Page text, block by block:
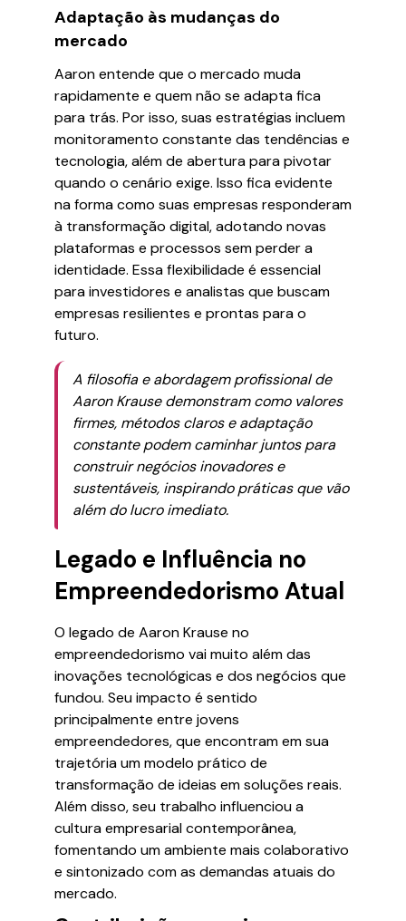
Adaptação às mudanças do
mercado
Aaron entende que o mercado muda
rapidamente e quem não se adapta fica
para trás. Por isso, suas estratégias incluem
monitoramento constante das tendências e
tecnologia, além de abertura para pivotar
quando o cenário exige. Isso fica evidente
na forma como suas empresas responderam
à transformação digital, adotando novas
plataformas e processos sem perder a
identidade. Essa flexibilidade é essencial
para investidores e analistas que buscam
empresas resilientes e prontas para o
futuro.
A filosofia e abordagem profissional de
Aaron Krause demonstram como valores
firmes, métodos claros e adaptação
constante podem caminhar juntos para
construir negócios inovadores e
sustentáveis, inspirando práticas que vão
além do lucro imediato.
Legado e Influência no
Empreendedorismo Atual
O legado de Aaron Krause no
empreendedorismo vai muito além das
inovações tecnológicas e dos negócios que
fundou. Seu impacto é sentido
principalmente entre jovens
empreendedores, que encontram em sua
trajetória um modelo prático de
transformação de ideias em soluções reais.
Além disso, seu trabalho influenciou a
cultura empresarial contemporânea,
fomentando um ambiente mais colaborativo
e sintonizado com as demandas atuais do
mercado.